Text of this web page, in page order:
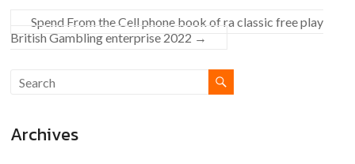
Spend From the Cell phone book of ra classic free play
British Gambling enterprise 2022 →
Archives